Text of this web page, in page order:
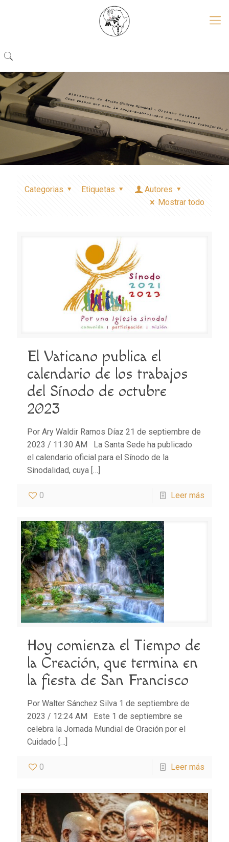
Categorias Etiquetas
Autores
Mostrar todo
El Vaticano publica el
calendario de los trabajos
del Sínodo de octubre
2023
Por Ary Waldir Ramos Díaz 21 de septiembre de
2023 / 11:30 AM La Santa Sede ha publicado
el calendario oficial para el Sínodo de la
Sinodalidad, cuya […]
0 Leer más
Hoy comienza el Tiempo de
la Creación, que termina en
la fiesta de San Francisco
Por Walter Sánchez Silva 1 de septiembre de
2023 / 12:24 AM Este 1 de septiembre se
celebra la Jornada Mundial de Oración por el
Cuidado […]
0 Leer más